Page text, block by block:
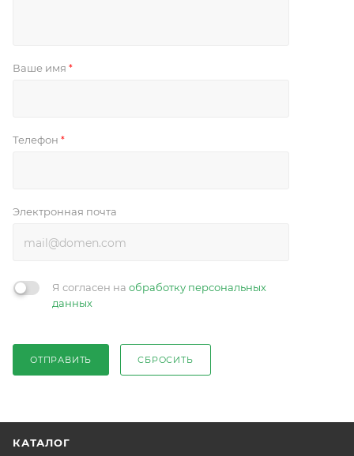
Ваше имя *
Телефон *
Электронная почта
Я согласен на обработку персональных
данных
ОТПРАВИТЬ СБРОСИТЬ
КАТАЛОГ